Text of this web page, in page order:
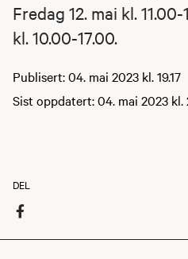
Fredag 12. mai kl.
kl. 10.00-17.00.
Publisert: 04. mai 2023 kl. 19.17
Sist oppdatert: 04. mai 2023 kl.
DEL